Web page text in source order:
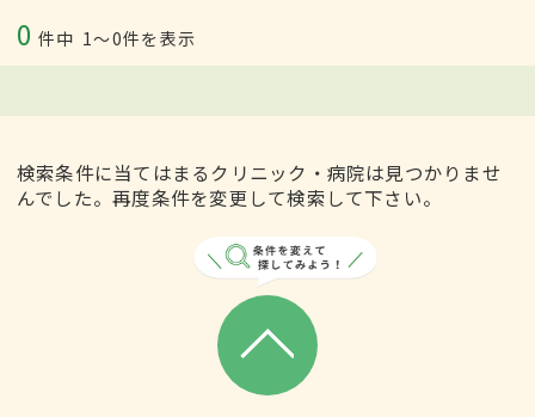
0 件中 1〜0件を表示
検索条件に当てはまるクリニック・病院は見つかりませ
んでした。再度条件を変更して検索して下さい。